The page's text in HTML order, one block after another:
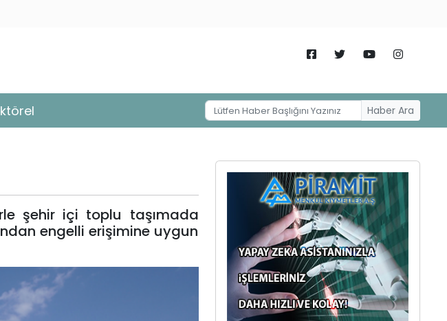
Haber Ara
şehir içi toplu taşımada
engelli erişimine uygun